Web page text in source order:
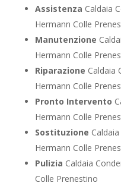
Assistenza Caldaia
Hermann Colle
Manutenzione
Hermann Colle
Riparazione Caldaia
Hermann Colle
Pronto Intervento
Hermann Colle
Sostituzione
Hermann Colle
Pulizia Caldaia
Colle Prenestino